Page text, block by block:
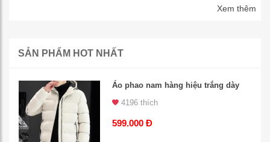
Xem thêm
SẢN PHẨM HOT NHẤT
Áo phao nam hàng hiệu trắng dày
4196 thích
599.000 Đ